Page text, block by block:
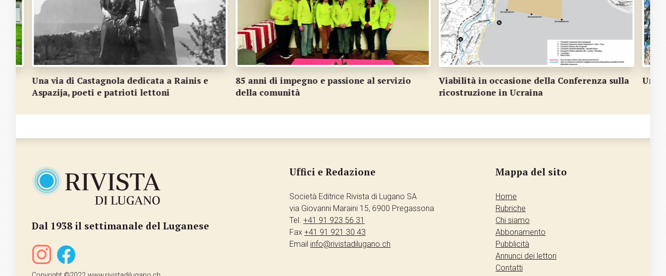
Una via di Castagnola dedicata a Rainis e
Aspazija, poeti e patrioti lettoni
85 anni di impegno e passione al servizio
della comunità
Viabilità in occasione della Conferenza sulla
ricostruzione in Ucraina
Una
Dal 1938 il settimanale del Luganese
Uffici e Redazione
Società Editrice Rivista di Lugano SA
via Giovanni Maraini 15, 6900 Pregassona
Tel. +41 91 923 56 31
Fax +41 91 921 30 43
Email info@rivistadilugano.ch
Mappa del sito
Home
Rubriche
Chi siamo
Abbonamento
Pubblicità
Annunci dei lettori
Contatti